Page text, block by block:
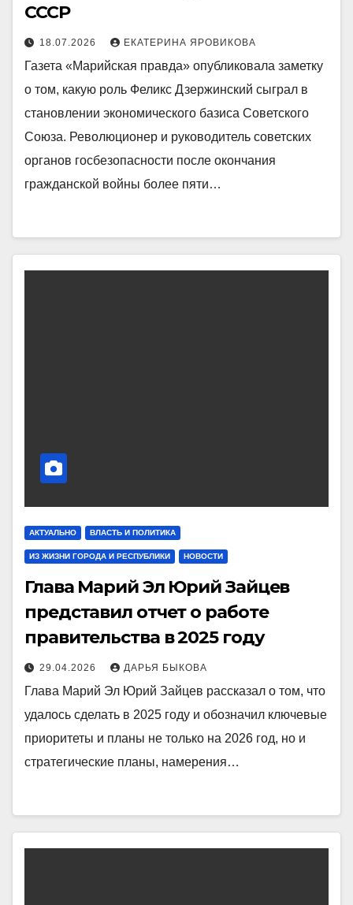
СССР
18.07.2026 ЕКАТЕРИНА ЯРОВИКОВА
Газета «Марийская правда» опубликовала заметку
о том, какую роль Феликс Дзержинский сыграл в
становлении экономического базиса Советского
Союза. Революционер и руководитель советских
органов госбезопасности после окончания
гражданской войны более пяти…
АКТУАЛЬНО ВЛАСТЬ И ПОЛИТИКА
ИЗ ЖИЗНИ ГОРОДА И РЕСПУБЛИКИ НОВОСТИ
Глава Марий Эл Юрий Зайцев
представил отчет о работе
правительства в 2025 году
29.04.2026 ДАРЬЯ БЫКОВА
Глава Марий Эл Юрий Зайцев рассказал о том, что
удалось сделать в 2025 году и обозначил ключевые
приоритеты и планы не только на 2026 год, но и
стратегические планы, намерения…